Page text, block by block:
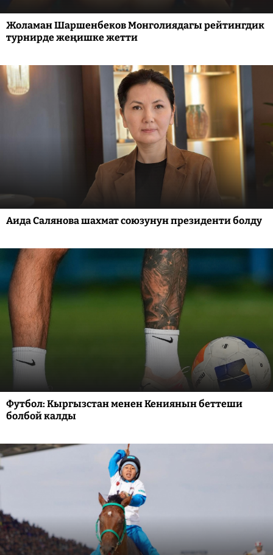
Жоламан Шаршенбеков Монголиядагы рейтингдик
турнирде жеңишке жетти
Аида Салянова шахмат союзунун президенти болду
Футбол: Кыргызстан менен Кениянын беттеши
болбой калды